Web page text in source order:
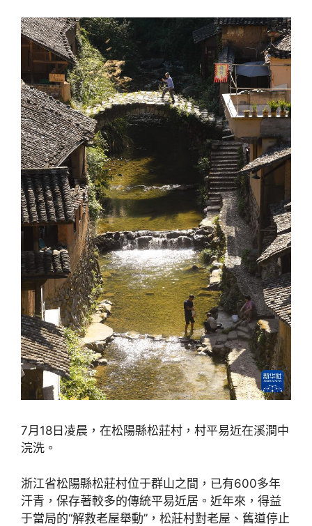
7月18日凌晨，在松陽縣松莊村，村平易近在溪澗中
浣洗。
浙江省松陽縣松莊村位于群山之間，已有600多年
汗青，保存著較多的傳統平易近居。近年來，得益
于當局的“解救老屋舉動”，松莊村對老屋、舊道停止